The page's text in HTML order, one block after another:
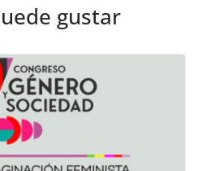
gustar